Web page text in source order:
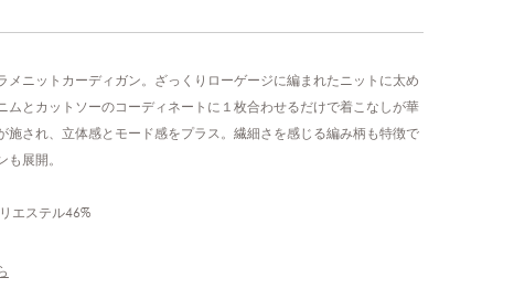
メニットカーディガン。ざっくりローゲージに編まれたニットに太め
ムとカットソーのコーディネートに１枚合わせるだけで着こなしが華
施され、立体感とモード感をプラス。繊細さを感じる編み柄も特徴で
展開。
エステル46%